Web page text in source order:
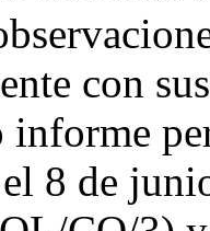
con
informe
8 de